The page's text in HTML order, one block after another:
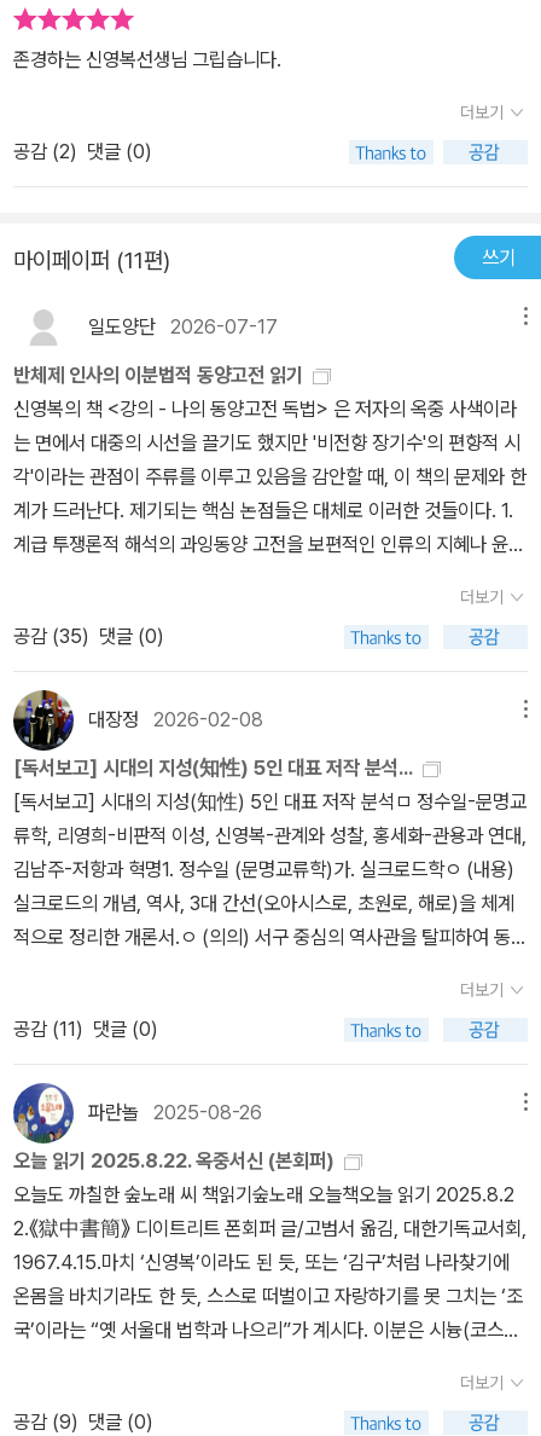
존경하는 신영복선생님 그립습니다.
더보기
공감 (2) 댓글 (0)
마이페이퍼 (11편) 쓰기
일도양단 2026-07-17
반체제 인사의 이분법적 동양고전 읽기
신영복의 책 <강의 - 나의 동양고전 독법> 은 저자의 옥중 사색이라
는 면에서 대중의 시선을 끌기도 했지만 '비전향 장기수'의 편향적 시
각'이라는 관점이 주류를 이루고 있음을 감안할 때, 이 책의 문제와 한
계가 드러난다. 제기되는 핵심 논점들은 대체로 이러한 것들이다. 1.
계급 투쟁론적 해석의 과잉동양 고전을 보편적인 인류의 지혜나 윤리
의 산물로만 해석하는 편이다.저자가 강조하는 '신영복식 인문학'의
핵심인 '연대'와 '하도(下道)' 개념이 자유민주주의 체제보다는 사회
주의적 가치관에 경도되어 고전의 본질을 왜곡하고 있다는 평론이 많
다. 2. 체제 전복적 정서의 내재화저자가 과거 '통일혁명당 사건'으로
장기 복역한 전력을 들어, 그가 해석하는 '변화'와 '혁명'의 메시지가
단순히 철학적 수사가 아니라 현존하는 국가 체제에 대한 부정적 인
식을 심어주고 있음은 행간을 통하여 충분히 드러나고 있다.책 전반
에 흐르는 '변방이 중심이 되는 역사'라는 논리가 주류 질서와 정통성
을 약화시키려는 의도가 다분하다는 지적도 제기된다. 3. 고전의 현
대적 아전인수(我田引水)고전이 쓰인 당시의 시대적 맥락보다는 저
자의 정치적 신념인 '더불어 숲'이나 '공동체주의'를 정당화하기 위해
고전의 구절을 자의적으로 선택해 해석하는 부분도 상당히 드러난다.
특히 유가 철학의 통치 윤리를 민중 지배의 도구로만 치부하거나, 묵
미 잃었다는 지적이다. 4. 서구 근대성에 대한 일방적 비난서구의 자
본주의와 근대 문명을 '정복'과 '소외'의 역사로만 규정하고, 동양 고전
을 그에 대한 유일한 대안으로 제시하는 방식이 이분법적이고 편향적
이라는 평가이다.이는 자유 시장 경제와 개인의 자유를 중시하는 현
대 사회의 가치를 저평가하며, 결과적으로 반서구적·반체제적 정서를
강화하는 논리 일변도이다.이러한 비판은 신영복의 <강의>가 동양
고전이라는 보편적인 텍스트를 빌려 자신의 반체제적이고 사회주의
적인 이념을 합리화하고, 대중에게 일방적인 역사 인식과 가치관을
기보다는 편향된 이념을 주입하는 '정치적 텍스트'라는 것이다. 글 전
체를 통하여 저자의 사상이 감성적인 문체로 포장되어 젊은 세대에게
더보기
공감 (35) 댓글 (0)
대장정 2026-02-08
[독서보고] 시대의 지성(知性) 5인 대표 저작 분석...
[독서보고] 시대의 지성(知性) 5인 대표 저작 분석ㅁ 정수일-문명교
류학, 리영희-비판적 이성, 신영복-관계와 성찰, 홍세화-관용과 연대,
김남주-저항과 혁명1. 정수일 (문명교류학)가. 실크로드학ㅇ (내용)
실크로드의 개념, 역사, 3대 간선(오아시스로, 초원로, 해로)을 체계
적으로 정리한 개론서.ㅇ (의의) 서구 중심의 역사관을 탈피하여 동서
ㅇ (내용) 이슬람의 종교, 역사, 문화, 사회 제도를 망라하여 객관적
사실에 입각해 서술함.ㅇ (의의) ‘한 손에 칼, 한 손에 코란‘과 같은 서
구의 왜곡된 편견을 바로잡고 이슬람을 평화와 관용의 문명으로 재해
석함.다. 고대문명교류사ㅇ (내용) 인류 문명의 태동기부터 고대 국가
간의 교류 양상을 실증적 자료를 통해 규명함.ㅇ (의의) 문명은 고립
된 것이 아니라 상호 전파와 수용(변용)을 통해 발전한다는 **‘문명
교류 사관‘**의 기틀을 마련함.라. 시대인 소명을 다하다ㅇ (내용) 분
단과 이념의 장벽을 넘어 문명교류학을 개척해 온 저자의 파란만장한
삶과 학문적 소명 의식을 회고록 형식으로 기술함.ㅇ (의의) 단순한
자서전을 넘어, 극한의 고난 속에서도 학문적 신념을 지켜낸 지식인
의 참된 자세를 증언함.마. 한국 속의 세계 (상, 하)ㅇ (내용) 우리 문
화 속에 스며든 외래 문명의 요소를 의식주, 언어, 예술 등 다각도로
분석함.ㅇ (의의) 민족 문화의 독창성과 보편성을 동시에 고찰하며 개
더보기
공감 (11) 댓글 (0)
파란놀 2025-08-26
오늘 읽기 2025.8.22. 옥중서신 (본회퍼)
오늘도 까칠한 숲노래 씨 책읽기숲노래 오늘책오늘 읽기 2025.8.2
2.《獄中書簡》 디이트리트 폰회퍼 글/고범서 옮김, 대한기독교서회,
1967.4.15.마치 ‘신영복’이라도 된 듯, 또는 ‘김구’처럼 나라찾기에
온몸을 바치기라도 한 듯, 스스로 떠벌이고 자랑하기를 못 그치는 ‘조
국’이라는 “옛 서울대 법학과 나으리”가 계시다. 이분은 시늉(코스프
자신다. 다만, 이녁이 아닌 수수한 들사람이 나라일을 맡거나 길잡이
로 서거나 일꾼으로 서지 않기를 바라는 티를 늘 낸다. 늘 이녁이 한가
더보기
공감 (9) 댓글 (0)